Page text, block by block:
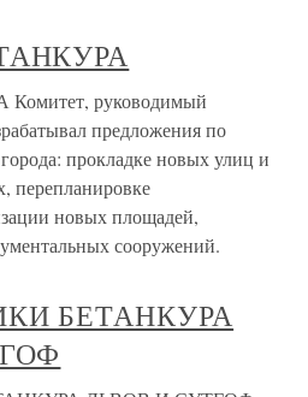
руководимый
предложения по
прокладке новых улиц и
перепланировке
новых площадей,
сооружений.
БЕТАНКУРА